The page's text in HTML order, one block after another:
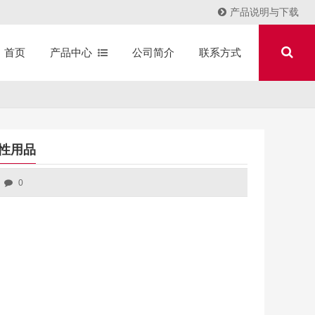
产品说明与下载
首页 产品中心 公司简介 联系方式
用品
0